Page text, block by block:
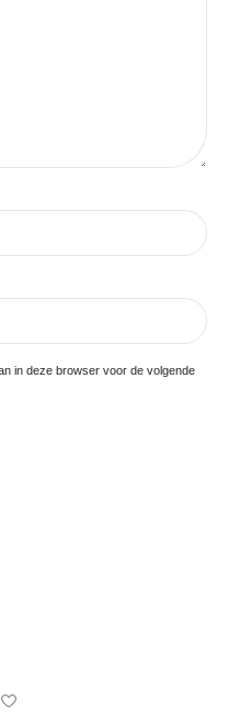
in deze browser voor de volgende